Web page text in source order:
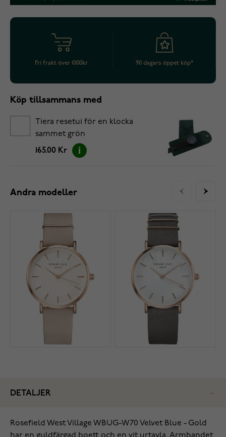
Fri frakt över 1000kr 90 dagars öppet köp*
Köp tillsammans med
Tiera resetui för en klocka
sammet grön
165.00 Kr
Andra modeller
DETALJER
Rosefield West Village WBUG-W70 Velvet Blue - Gold